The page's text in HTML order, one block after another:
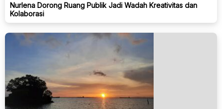
Nurlena Dorong Ruang Publik Jadi Wadah Kreativitas dan
Kolaborasi